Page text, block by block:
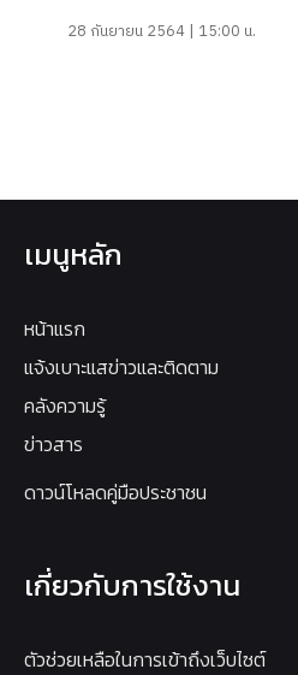
28 กันยายน 2564 | 15:00 น.
เมนูหลัก
หน้าแรก
แจ้งเบาะแสข่าวและติดตาม
คลังความรู้
ข่าวสาร
ดาวน์โหลดคู่มือประชาชน
เกี่ยวกับการใช้งาน
ตัวช่วยเหลือในการเข้าถึงเว็บไซต์